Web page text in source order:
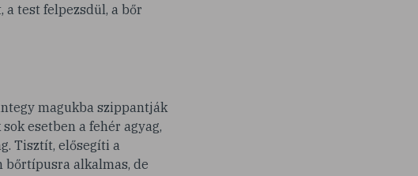
test felpezsdül, a bőr
magukba szippantják
esetben a fehér agyag,
Tisztít, elősegíti a
bőrtípusra alkalmas, de